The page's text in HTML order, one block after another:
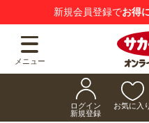
新規会員登録でお得
メニュー
ログイン
新規登録
お気に入